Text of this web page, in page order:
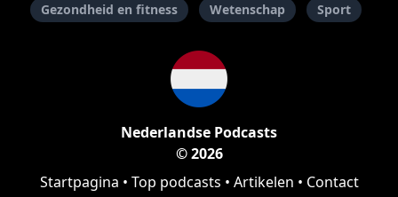
Gezondheid en fitness
Wetenschap Sport
Nederlandse Podcasts
© 2026
Startpagina • Top podcasts • Artikelen • Contact